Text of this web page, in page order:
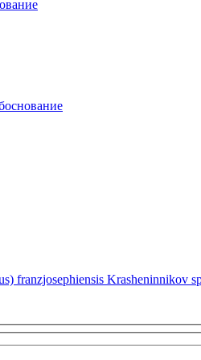
franzjosephiensis Krasheninnikov